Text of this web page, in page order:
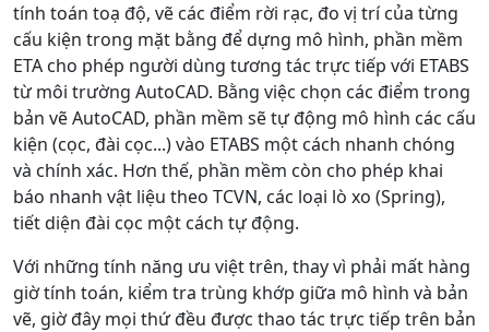
tính toán toạ độ, vẽ các điểm rời rạc, đo vị trí của từng
cấu kiện trong mặt bằng để dựng mô hình, phần mềm
ETA cho phép người dùng tương tác trực tiếp với ETABS
từ môi trường AutoCAD. Bằng việc chọn các điểm trong
bản vẽ AutoCAD, phần mềm sẽ tự động mô hình các cấu
kiện (cọc, đài cọc...) vào ETABS một cách nhanh chóng
và chính xác. Hơn thế, phần mềm còn cho phép khai
báo nhanh vật liệu theo TCVN, các loại lò xo (Spring),
tiết diện đài cọc một cách tự động.
Với những tính năng ưu việt trên, thay vì phải mất hàng
giờ tính toán, kiểm tra trùng khớp giữa mô hình và bản
vẽ, giờ đây mọi thứ đều được thao tác trực tiếp trên bản